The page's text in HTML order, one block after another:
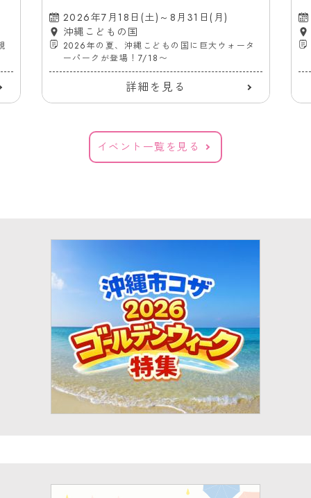
2026年7月18日(土)～8月31日(月)
沖縄こどもの国
2026年の夏、沖縄こどもの国に巨大ウォータ
ーパークが登場！7/18〜
詳細を見る
イベント一覧を見る